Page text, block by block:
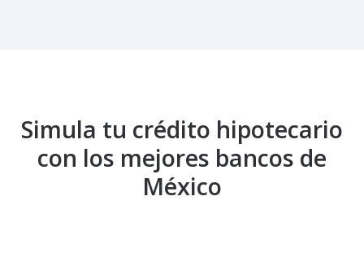
Simula tu crédito hipotecario
con los mejores bancos de
México